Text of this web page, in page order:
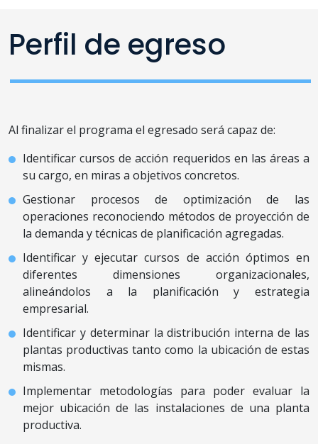
Al finalizar el programa el egresado será capaz de:
Identificar cursos de acción requeridos en las áreas a
su cargo, en miras a objetivos concretos.
Gestionar procesos de optimización de las
operaciones reconociendo métodos de proyección de
la demanda y técnicas de planificación agregadas.
Identificar y ejecutar cursos de acción óptimos en
diferentes dimensiones organizacionales,
alineándolos a la planificación y estrategia
empresarial.
Identificar y determinar la distribución interna de las
plantas productivas tanto como la ubicación de estas
mismas.
Implementar metodologías para poder evaluar la
mejor ubicación de las instalaciones de una planta
productiva.
Perfil de egreso